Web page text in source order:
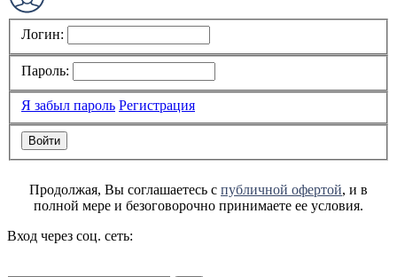
Логин:
Пароль:
Я забыл пароль Регистрация
Продолжая, Вы соглашаетесь с публичной офертой, и в
полной мере и безоговорочно принимаете ее условия.
Вход через соц. сеть: